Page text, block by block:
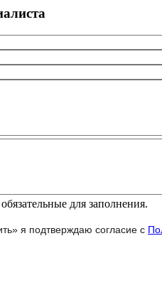
для заполнения.
я подтверждаю согласие с